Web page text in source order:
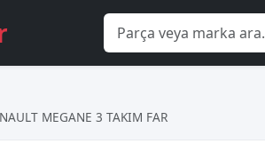
MEGANE 3 TAKIM FAR